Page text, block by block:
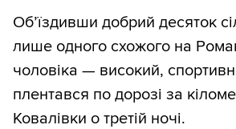
Об’їздивши добрий десяток
лише одного схожого на
чоловіка — високий,
плентався по дорозі за
Ковалівки о третій ночі.